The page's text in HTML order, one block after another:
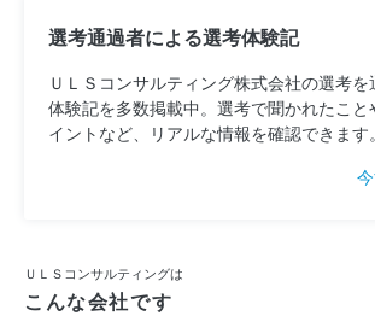
選考通過者による選考体験記
ＵＬＳコンサルティング株式会社の選考
体験記を多数掲載中。選考で聞かれたこと
イントなど、リアルな情報を確認できます。
ＵＬＳコンサルティングは
こんな会社です